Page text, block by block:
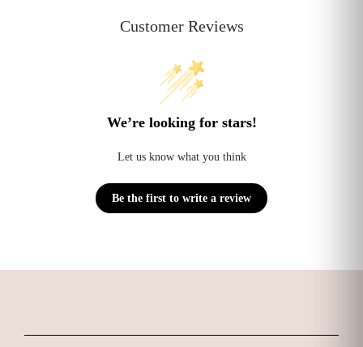
Customer Reviews
We’re looking for stars!
Let us know what you think
Be the first to write a review